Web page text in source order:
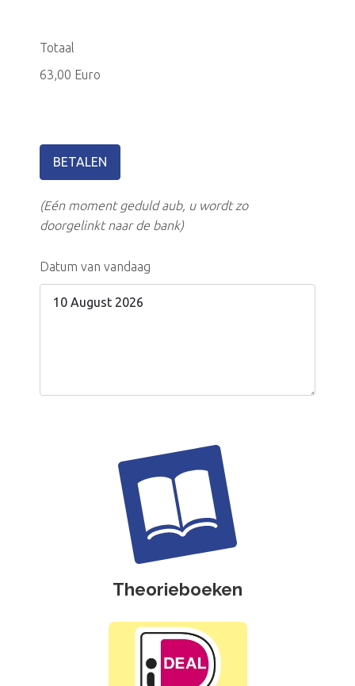
Theorieboeken
Totaal
63,00 Euro
BETALEN
(Eén moment geduld aub, u wordt zo
doorgelinkt naar de bank)
Datum van vandaag